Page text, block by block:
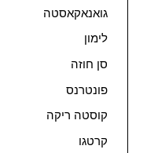
גואנאקאסטה
לימון
סן חוזה
פונטרנס
קוסטה ריקה
קרטגו